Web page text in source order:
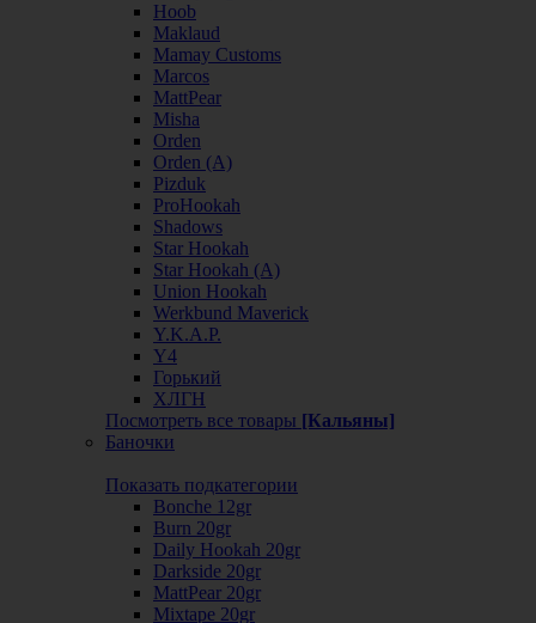
Hoob
Maklaud
Mamay Customs
Marcos
MattPear
Misha
Orden
Orden (А)
Pizduk
ProHookah
Shadows
Star Hookah
Star Hookah (А)
Union Hookah
Werkbund Maverick
Y.K.A.P.
Y4
Горький
ХЛГН
Посмотреть все товары [Кальяны]
Баночки
Показать подкатегории
Bonche 12gr
Burn 20gr
Daily Hookah 20gr
Darkside 20gr
MattPear 20gr
Mixtape 20gr